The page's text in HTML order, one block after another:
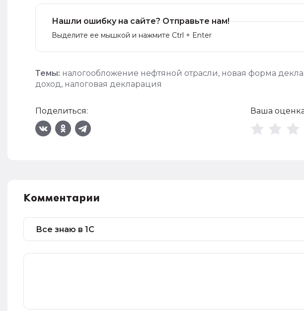
Нашли ошибку на сайте? Отправьте нам!
Выделите ее мышкой и нажмите Ctrl + Enter
Темы: налогообложение нефтяной отрасли, новая форма
доход, налоговая декларация
Поделиться: Ваша
Комментарии